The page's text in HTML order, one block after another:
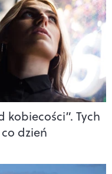
kobiecości”. Tych
dzień